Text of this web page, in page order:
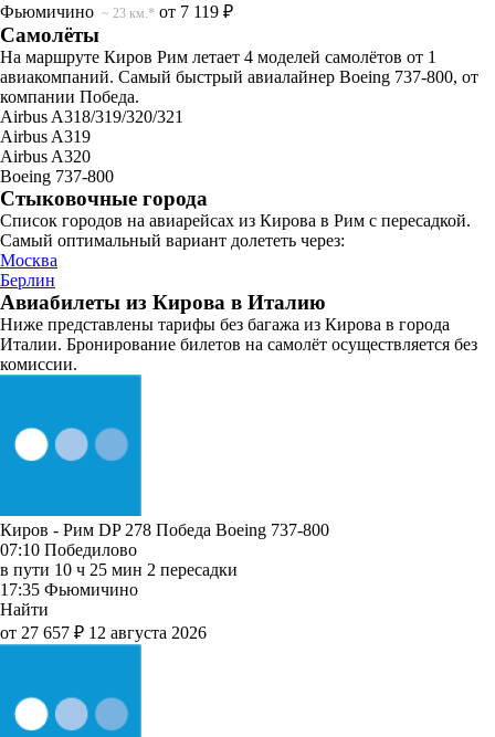
Фьюмичино ~ 23 км.* от 7 119 ₽
Самолёты
На маршруте Киров Рим летает 4 моделей самолётов от 1
авиакомпаний. Самый быстрый авиалайнер Boeing 737-800, от
компании Победа.
Airbus A318/319/320/321
Airbus A319
Airbus A320
Boeing 737-800
Стыковочные города
Список городов на авиарейсах из Кирова в Рим с пересадкой.
Самый оптимальный вариант долететь через:
Москва
Берлин
Авиабилеты из Кирова в Италию
Ниже представлены тарифы без багажа из Кирова в города
Италии. Бронирование билетов на самолёт осуществляется без
комиссии.
Киров - Рим DP 278 Победа Boeing 737-800
07:10 Победилово
в пути 10 ч 25 мин 2 пересадки
17:35 Фьюмичино
Найти
от 27 657 ₽ 12 августа 2026